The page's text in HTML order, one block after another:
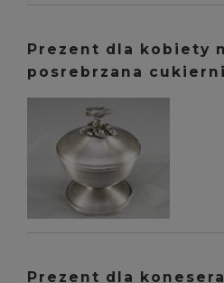
Prezent dla kobiety
posrebrzana
Prezent dla